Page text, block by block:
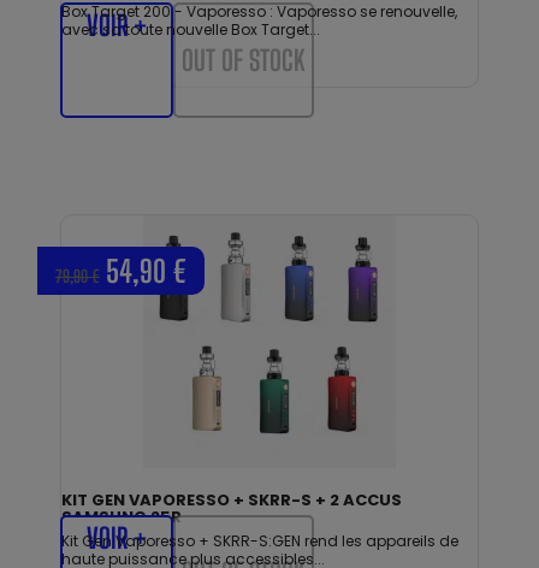
Box Target 200 - Vaporesso : Vaporesso se renouvelle,
avec sa toute nouvelle Box Target...
VOIR +
OUT OF STOCK
KIT GEN VAPORESSO + SKRR-S + 2 ACCUS
SAMSUNG 25R
Kit Gen Vaporesso + SKRR-S:GEN rend les appareils de
haute puissance plus accessibles...
79,90 € 54,90 €
VOIR +